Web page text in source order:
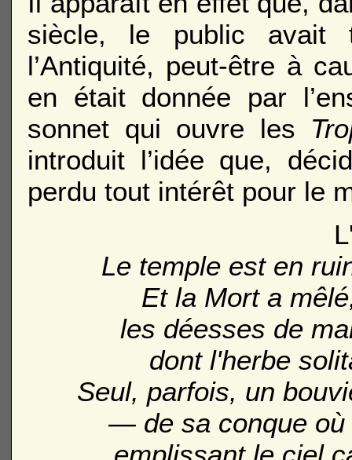
siècle, le public avait
l’Antiquité, peut-être à
en était donnée par
sonnet qui ouvre les
introduit l’idée que,
perdu tout intérêt pour le
Le temple est en
Et la Mort a
les déesses de
dont l'herbe
Seul, parfois, un
— de sa conque où